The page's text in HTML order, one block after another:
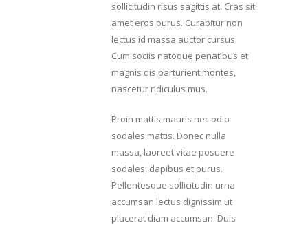
sollicitudin risus sagittis at. Cras sit
amet eros purus. Curabitur non
lectus id massa auctor cursus.
Cum sociis natoque penatibus et
magnis dis parturient montes,
nascetur ridiculus mus.
Proin mattis mauris nec odio
sodales mattis. Donec nulla
massa, laoreet vitae posuere
sodales, dapibus et purus.
Pellentesque sollicitudin urna
accumsan lectus dignissim ut
placerat diam accumsan. Duis